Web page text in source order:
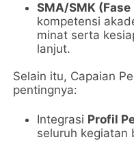
SMA/SMK (Fase
kompetensi
minat serta
lanjut.
Selain itu, Capaian
pentingnya:
Integrasi Profil
seluruh kegiatan